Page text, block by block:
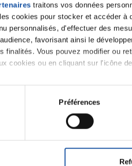
traitons vos données
cookies pour stocker et accéder à
personnalisés, d'effectuer des
favorisant ainsi le
finalités. Vous pouvez modifier ou
cookies ou en cliquant sur l'icône
aimerions également :
sur votre localisation
le traitement de vos données
modifier ou retirer votre
Préférences
à notre